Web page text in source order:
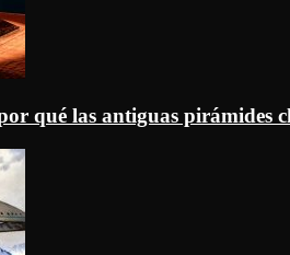
qué las antiguas pirámides